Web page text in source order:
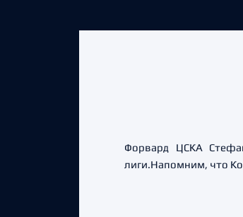
Форвард ЦСКА
лиги.Напомним, что